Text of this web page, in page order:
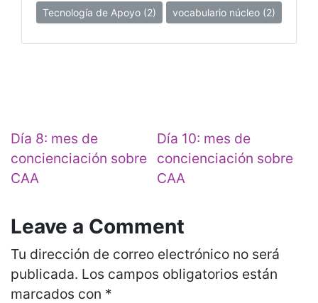
Tecnología de Apoyo (2) vocabulario núcleo (2)
Navegación de entradas
Día 8: mes de
concienciación sobre
CAA
Día 10: mes de
concienciación sobre
CAA
Leave a Comment
Tu dirección de correo electrónico no será
publicada. Los campos obligatorios están
marcados con *